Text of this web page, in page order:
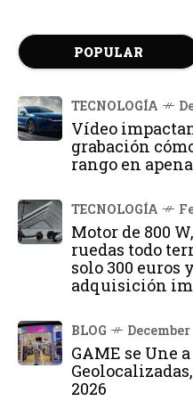
POPULAR
TECNOLOGÍA
Vídeo
grabación
rango en
TECNOLOGÍA
Motor de 800
ruedas todo
solo 300 euros
adquisición
BLOG
GAME se Une
2026